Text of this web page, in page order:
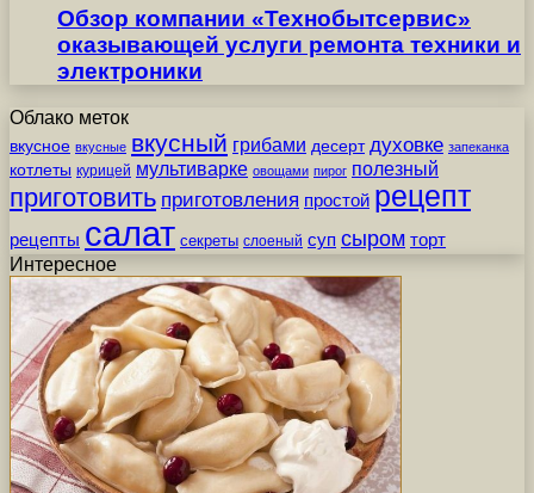
Обзор компании «Технобытсервис»
оказывающей услуги ремонта техники и
электроники
Облако меток
вкусное вкусные вкусный грибами десерт духовке запеканка
котлеты курицей мультиварке овощами пирог полезный
приготовить приготовления простой рецепт
рецепты салат секреты слоеный суп сыром торт
Интересное